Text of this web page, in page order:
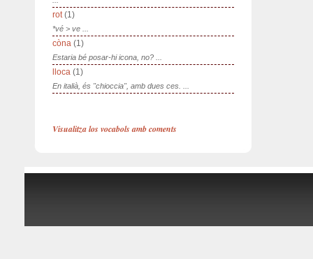
rot(1)
*vé > ve ...
còna (1)
Estaria bé posar-hi icona, no? ...
lloca (1)
En italià, és "chioccia", amb dues ces. ...
Visualitza los vocabols amb coments